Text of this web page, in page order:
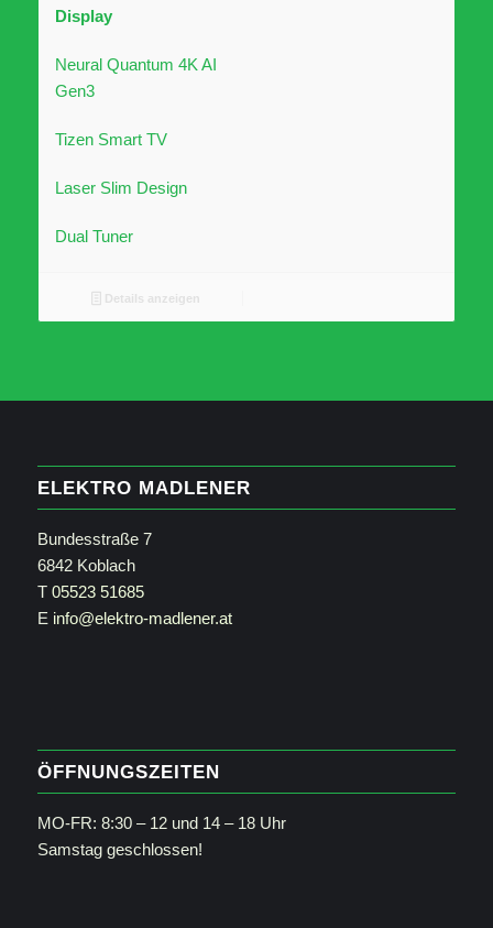
Display
Neural Quantum 4K AI
Gen3
Tizen Smart TV
Laser Slim Design
Dual Tuner
Details anzeigen
ELEKTRO MADLENER
Bundesstraße 7
6842 Koblach
T 05523 51685
E info@elektro-madlener.at
ÖFFNUNGSZEITEN
MO-FR: 8:30 – 12 und 14 – 18 Uhr
Samstag geschlossen!